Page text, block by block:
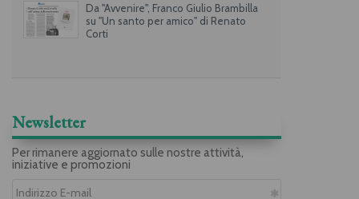
Da "Avvenire", Franco Giulio Brambilla
su "Un santo per amico" di Renato
Corti
Newsletter
Per rimanere aggiornato sulle nostre attività,
iniziative e promozioni